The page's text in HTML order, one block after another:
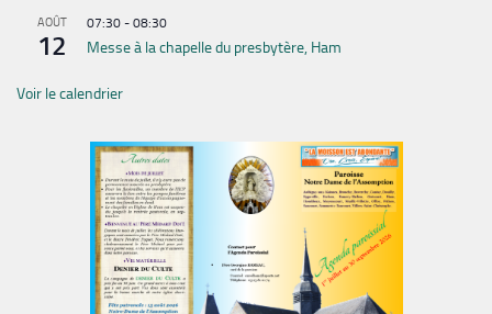
AOÛT
12
07:30 - 08:30
Messe à la chapelle du presbytère, Ham
Voir le calendrier